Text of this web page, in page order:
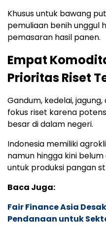
Khusus untuk bawang
pemuliaan benih unggul
pemasaran hasil panen.
Empat
Prioritas Riset
Gandum, kedelai,
fokus riset karena
besar di dalam negeri.
Indonesia memiliki
namun hingga kini
untuk produksi pangan
Baca Juga:
Fair Finance Asia
Pendanaan untuk